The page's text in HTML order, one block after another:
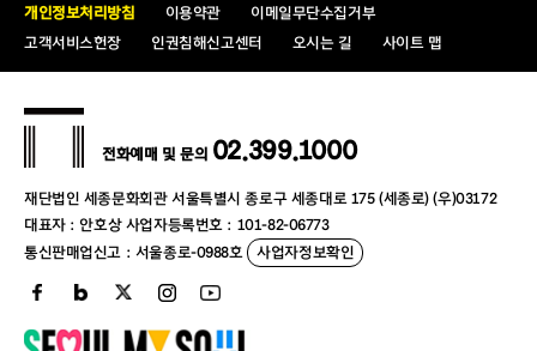
개인정보처리방침 이용약관
이메일무단수집거부
고객서비스헌장
인권침해신고센터 오시는 길 사이트 맵
재단법인 세종문화회관 서울특별시 종로구 세종대로 175 (세종로) (우)03172
대표자 : 안호상 사업자등록번호 : 101-82-06773
통신판매업신고 : 서울종로-0988호 사업자정보확인
전화예매 및 문의 02.399.1000